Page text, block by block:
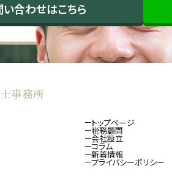
い合わせはこちら
事務所
トップページ
税務顧問
会社設立
コラム
新着情報
プライバシーポリシー